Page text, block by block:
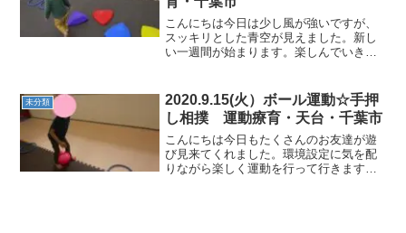
こんにちは今日は少し風が強いですが、
スッキリとした青空が見えました。新し
い一週間が始まります。楽しんでいきま
高さがあるって面白いね～。 ★フープ遊
びフープをマット坂に置...
未分類
2020.9.15(火）ボール運動☆手押
し相撲 運動療育・天台・千葉市
こんにちは今日もたくさんのお友達が遊
び見来てくれました。環境設定に気を配
りながら楽しく運動を行って行きます。